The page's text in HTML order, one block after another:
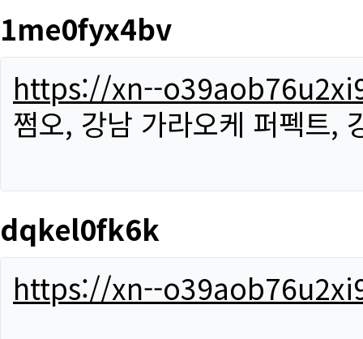
1me0fyx4bv
https://xn--
쩜오, 강남 가라오케 퍼펙트,
dqkel0fk6k
https://xn--